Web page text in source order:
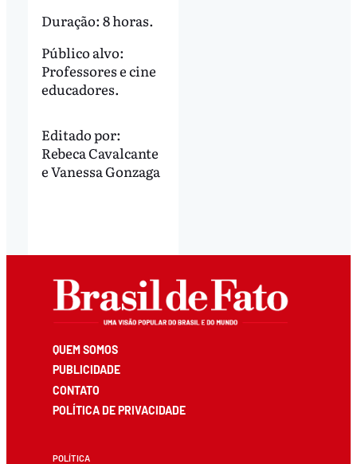
Duração: 8 horas.
Público alvo:
Professores e cine
educadores.
Editado por:
Rebeca Cavalcante
eVanessa Gonzaga
QUEM SOMOS
PUBLICIDADE
CONTATO
POLÍTICA DE PRIVACIDADE
POLÍTICA